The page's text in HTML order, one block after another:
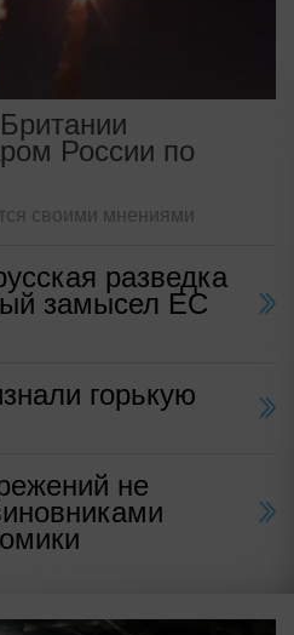
России по
своими мнениями
разведка
замысел ЕС
горькую
не